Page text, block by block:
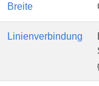
Breite
Linienverbindung